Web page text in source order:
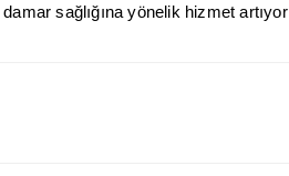
sağlığına yönelik hizmet artıyor